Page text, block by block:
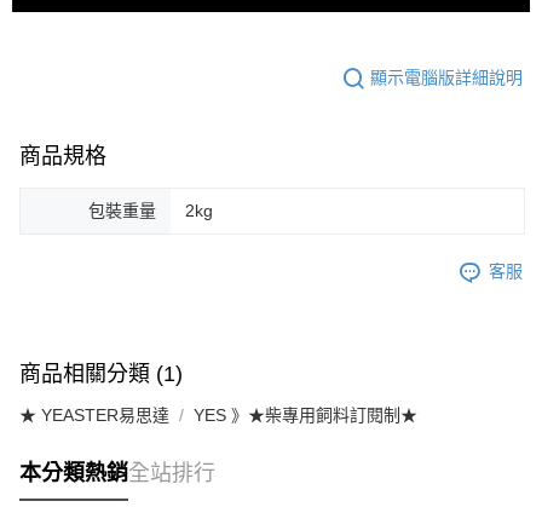
顯示電腦版詳細說明
商品規格
包裝重量 2kg
客服
商品相關分類 (1)
★ YEASTER易思達 YES 》★柴專用飼料訂閱制★
本分類熱銷全站排行